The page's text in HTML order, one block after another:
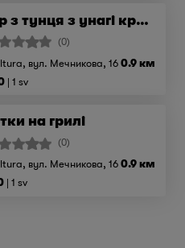
Тартар з тунця з унагі кремом
(0)
вул. Мечникова, 160.9 км
1 sv
на грилі
(0)
вул. Мечникова, 160.9 км
1 sv